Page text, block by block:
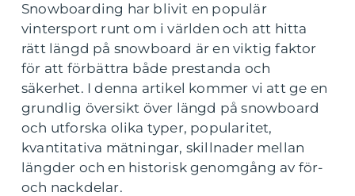
Snowboarding har blivit en populär
vintersport runt om i världen och att hitta
rätt längd på snowboard är en viktig faktor
för att förbättra både prestanda och
säkerhet. I denna artikel kommer vi att ge en
grundlig översikt över längd på snowboard
och utforska olika typer, popularitet,
kvantitativa mätningar, skillnader mellan
längder och en historisk genomgång av för-
och nackdelar.